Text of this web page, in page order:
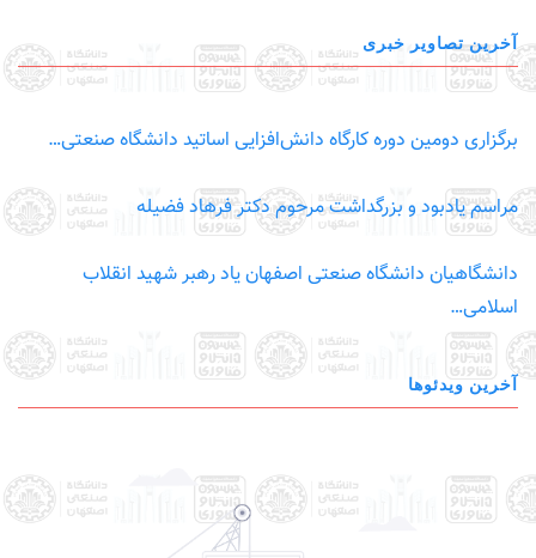
آخرین تصاویر خبری
برگزاری دومین دوره کارگاه دانش‌افزایی اساتید دانشگاه صنعتی…
مراسم یادبود و بزرگداشت مرحوم دکتر فرهاد فضیله
دانشگاهیان دانشگاه صنعتی اصفهان یاد رهبر شهید انقلاب
اسلامی…
آخرین ویدئوها